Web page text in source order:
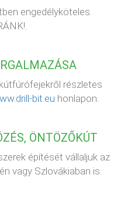
engedélyköteles.
részletes
bit.eu honlapon.
ÖNTÖZŐKÚT
építését vállaljuk az
vagy Szlovákiaban is.